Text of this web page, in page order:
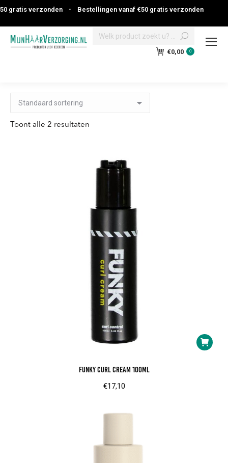
verzonden • Bestellingen vanaf €50 gratis verzonden
Search:
€0,00 0
Toont alle 2 resultaten
FUNKY Curl Cream 100ml
€17,10